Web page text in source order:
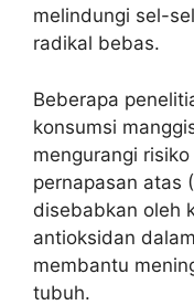
melindungi sel-
radikal bebas.
Beberapa
konsumsi
mengurangi
pernapasan atas
disebabkan oleh
antioksidan
membantu
tubuh.